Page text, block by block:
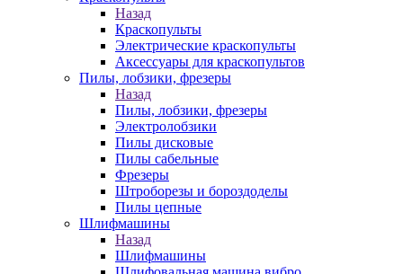
Назад
Краскопульты
Электрические краскопульты
Аксессуары для краскопультов
Пилы, лобзики, фрезеры
Назад
Пилы, лобзики, фрезеры
Электролобзики
Пилы дисковые
Пилы сабельные
Фрезеры
Штроборезы и бороздоделы
Пилы цепные
Шлифмашины
Назад
Шлифмашины